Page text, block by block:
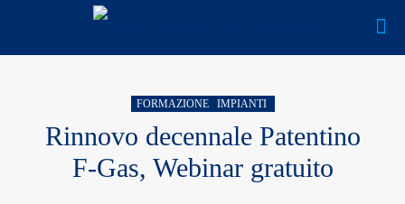
FORMAZIONE IMPIANTI
Rinnovo decennale Patentino
F-Gas, Webinar gratuito